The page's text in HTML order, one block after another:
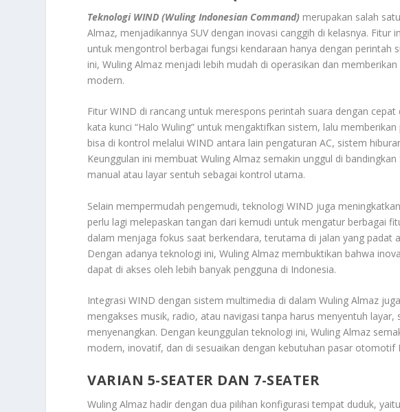
Teknologi WIND (Wuling Indonesian Command) merupakan salah
Almaz, menjadikannya SUV dengan inovasi canggih di kelasnya.
untuk mengontrol berbagai fungsi kendaraan hanya dengan perintah
ini, Wuling Almaz menjadi lebih mudah di operasikan dan
modern.
Fitur WIND di rancang untuk merespons perintah suara dengan
kata kunci “Halo Wuling” untuk mengaktifkan sistem, lalu
bisa di kontrol melalui WIND antara lain pengaturan AC, sistem
Keunggulan ini membuat Wuling Almaz semakin unggul di
manual atau layar sentuh sebagai kontrol utama.
Selain mempermudah pengemudi, teknologi WIND juga
perlu lagi melepaskan tangan dari kemudi untuk mengatur berbagai
dalam menjaga fokus saat berkendara, terutama di jalan yang padat
Dengan adanya teknologi ini, Wuling Almaz membuktikan bahwa
dapat di akses oleh lebih banyak pengguna di Indonesia.
Integrasi WIND dengan sistem multimedia di dalam Wuling Almaz
mengakses musik, radio, atau navigasi tanpa harus menyentuh
menyenangkan. Dengan keunggulan teknologi ini, Wuling Almaz
modern, inovatif, dan di sesuaikan dengan kebutuhan pasar otomotif
VARIAN 5-SEATER DAN 7-SEATER
Wuling Almaz hadir dengan dua pilihan konfigurasi tempat duduk, yaitu